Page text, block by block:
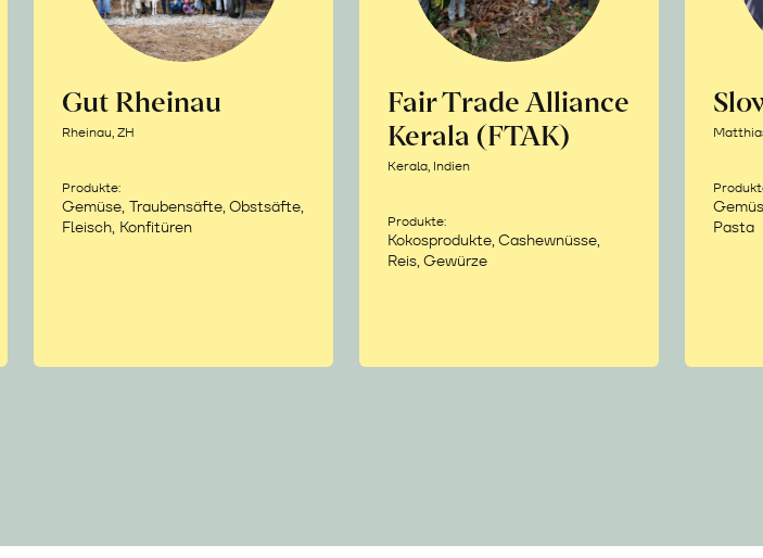
Gut Rheinau
Rheinau, ZH
Produkte:
Gemüse, Traubensäfte, Obstsäfte,
Fleisch, Konfitüren
Fair Trade Alliance
Kerala (FTAK)
Kerala, Indien
Produkte:
Kokosprodukte, Cashewnüsse,
Reis, Gewürze
Pasta